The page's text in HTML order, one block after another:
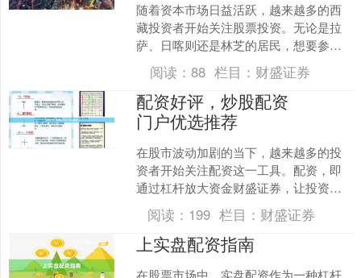
随着资本市场日益活跃，越来越多的西
藏投资者开始关注股票投资。无论是拉
萨、日喀则还是林芝的居民，想要参与A
股市场，首先需要完成股票开户。本文
将详细介绍西藏股票开户....
阅读： 88 栏目： 财盛证券
配资好评，炒股配资
门户优选推荐
在股市波动加剧的当下，越来越多的投
资者开始关注配资这一工具。配资，即
通过杠杆放大资金财盛证券，让投资者
在行情向好时获得更高收益。然而，面
对市面上众多的配资平台，....
阅读： 199 栏目： 财盛证券
上实盘配资指南
在股票市场中，实盘配资作为一种杠杆